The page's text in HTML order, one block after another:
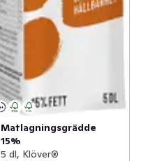
Matlagningsgrädde
15%
5 dl, Klöver®